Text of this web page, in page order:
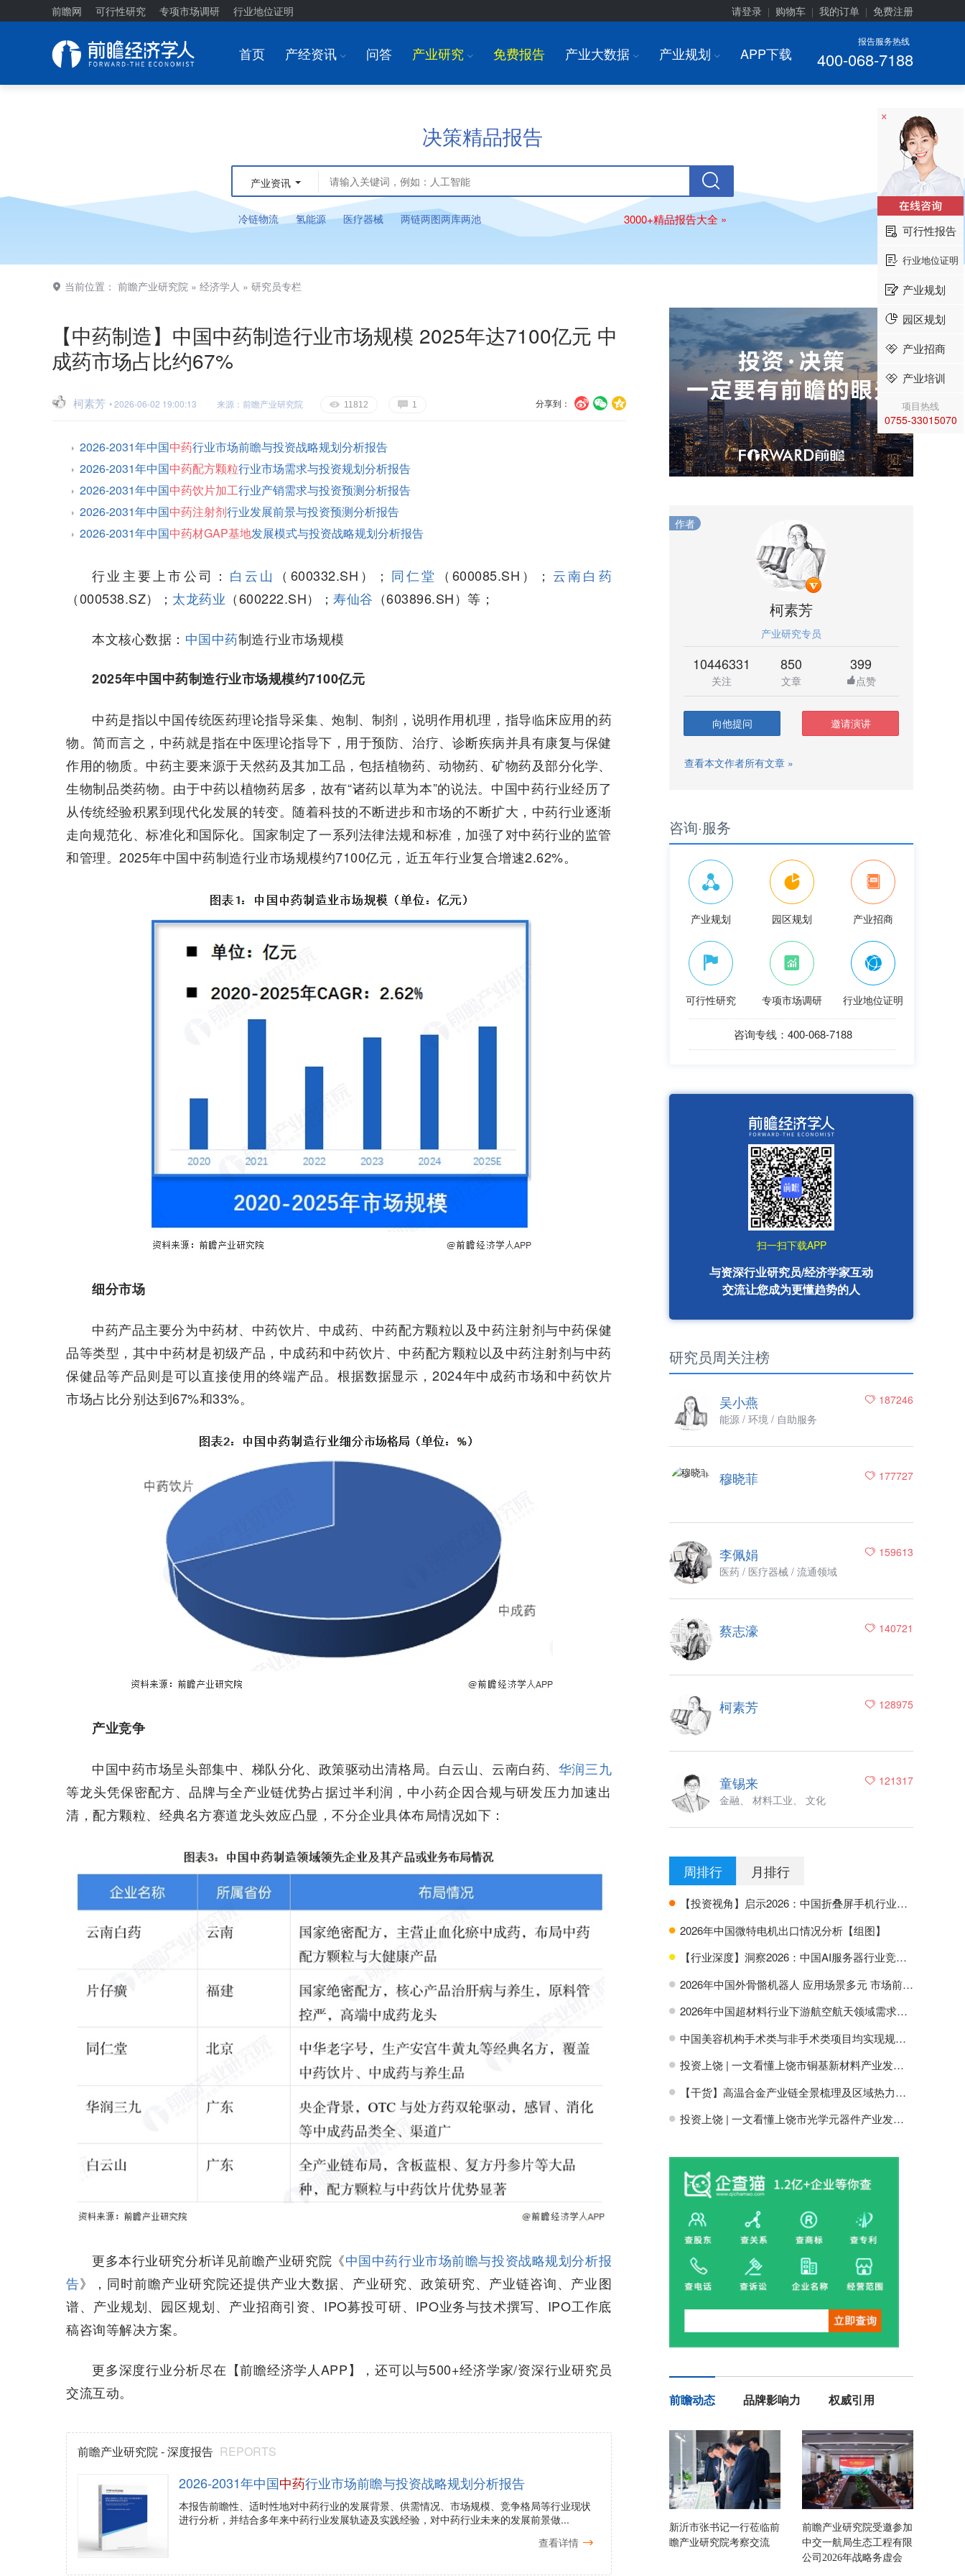
前瞻网 可行性研究 专项市场调研 行业地位证明 请登录 购物车 我的订单 免费注册
报告服务热线
400-068-7188
首页 产经资讯 I 问答 产业研究 I 免费报告 产业大数据 I 产业规划 I APP下载
决策精品报告
产业资讯
冷链物流 氢能源 医疗器械 两链两图两库两池 3000+精品报告大全 »
当前位置： 前瞻产业研究院 » 经济学人 » 研究员专栏
【中药制造】中国中药制造行业市场规模 2025年达7100亿元 中
成药市场占比约67%
U V c
分享到：
柯素芳 • 2026-06-02 19:00:13 来源：前瞻产业研究院 E 11812 G 1
2026-2031年中国中药行业市场前瞻与投资战略规划分析报告
2026-2031年中国中药配方颗粒行业市场需求与投资规划分析报告
2026-2031年中国中药饮片加工行业产销需求与投资预测分析报告
2026-2031年中国中药注射剂行业发展前景与投资预测分析报告
2026-2031年中国中药材GAP基地发展模式与投资战略规划分析报告
行业主要上市公司： 白云山 （600332.SH）； 同仁堂 （600085.SH）； 云南白药
（000538.SZ）； 太龙药业 （600222.SH）； 寿仙谷 （603896.SH）等；
本文核心数据： 中国中药制造行业市场规模
2025年中国中药制造行业市场规模约7100亿元
中药是指以中国传统医药理论指导采集、炮制、制剂，说明作用机理，指导临床应用的药
物。简而言之，中药就是指在中医理论指导下，用于预防、治疗、诊断疾病并具有康复与保健
作用的物质。中药主要来源于天然药及其加工品，包括植物药、动物药、矿物药及部分化学、
生物制品类药物。由于中药以植物药居多，故有“诸药以草为本”的说法。中国中药行业经历了
从传统经验积累到现代化发展的转变。随着科技的不断进步和市场的不断扩大，中药行业逐渐
走向规范化、标准化和国际化。国家制定了一系列法律法规和标准，加强了对中药行业的监管
和管理。2025年中国中药制造行业市场规模约7100亿元，近五年行业复合增速2.62%。
细分市场
中药产品主要分为中药材、中药饮片、中成药、中药配方颗粒以及中药注射剂与中药保健
品等类型，其中中药材是初级产品，中成药和中药饮片、中药配方颗粒以及中药注射剂与中药
保健品等产品则是可以直接使用的终端产品。根据数据显示，2024年中成药市场和中药饮片
市场占比分别达到67%和33%。
产业竞争
中国中药市场呈头部集中、梯队分化、政策驱动出清格局。白云山、云南白药、 华润三九
等龙头凭保密配方、品牌与全产业链优势占据过半利润，中小药企因合规与研发压力加速出
清，配方颗粒、经典名方赛道龙头效应凸显，不分企业具体布局情况如下：
更多本行业研究分析详见前瞻产业研究院《中国中药行业市场前瞻与投资战略规划分析报
告》，同时前瞻产业研究院还提供产业大数据、产业研究、政策研究、产业链咨询、产业图
谱、产业规划、园区规划、产业招商引资、IPO募投可研、IPO业务与技术撰写、IPO工作底
稿咨询等解决方案。
更多深度行业分析尽在【前瞻经济学人APP】，还可以与500+经济学家/资深行业研究员
交流互动。
前瞻产业研究院 - 深度报告 REPORTS
2026-2031年中国中药行业市场前瞻与投资战略规划分析报告
本报告前瞻性、适时性地对中药行业的发展背景、供需情况、市场规模、竞争格局等行业现状
进行分析，并结合多年来中药行业发展轨迹及实践经验，对中药行业未来的发展前景做...
查看详情
作者
柯素芳
产业研究专员
10446331
关注
850
文章
399
点赞
向他提问 邀请演讲
查看本文作者所有文章 »
咨询·服务
产业规划 园区规划 产业招商
可行性研究 专项市场调研 行业地位证明
咨询专线：400-068-7188
扫一扫下载APP
与资深行业研究员/经济学家互动
交流让您成为更懂趋势的人
研究员周关注榜
187246
吴小燕
能源 / 环境 / 自助服务
177727
穆晓菲
159613
李佩娟
医药 / 医疗器械 / 流通领域
140721
蔡志濠
128975
柯素芳
121317
童锡来
金融、 材料工业、 文化
周排行 月排行
H 【投资视角】启示2026：中国折叠屏手机行业投融资及兼并重组分析
H 2026年中国微特电机出口情况分析【组图】
H 【行业深度】洞察2026：中国AI服务器行业竞争格局及市场份额
H 2026年中国外骨骼机器人 应用场景多元 市场前景广阔【组图】
H 2026年中国超材料行业下游航空航天领域需求分析【组图】
H 中国美容机构手术类与非手术类项目均实现规模增长【组图】
H 投资上饶 | 一文看懂上饶市铜基新材料产业发展现状与投资机会前瞻
H 【干货】高温合金产业链全景梳理及区域热力地图
H 投资上饶 | 一文看懂上饶市光学元器件产业发展现状与投资机会前瞻
前瞻动态 品牌影响力 权威引用
新沂市张书记一行莅临前
瞻产业研究院考察交流
前瞻产业研究院受邀参加
中交一航局生态工程有限
公司2026年战略务虚会
×
可行性报告
行业地位证明
产业规划
园区规划
产业招商
产业培训
项目热线
0755-33015070